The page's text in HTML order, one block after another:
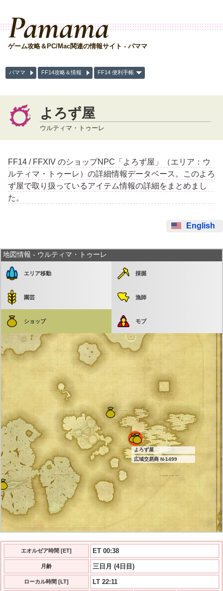
Pamama
ゲーム攻略＆PC/Mac関連の情報サイト - パママ
パママ FF14攻略＆情報 FF14 便利手帳
よろず屋
ウルティマ・トゥーレ
FF14 / FFXIV のショップNPC「よろず屋」（エリア：ウ
ルティマ・トゥーレ）の詳細情報データベース。このよろ
ず屋で取り扱っているアイテム情報の詳細をまとめまし
た。
English
地図情報 - ウルティマ・トゥーレ
エリア移動 採掘
園芸 漁師
ショップ モブ
よろず屋
広域交易商 N-1499
エオルゼア時間 [ET] ET 00:38
月齢 三日月 (4日目)
ローカル時間 [LT] LT 22:11